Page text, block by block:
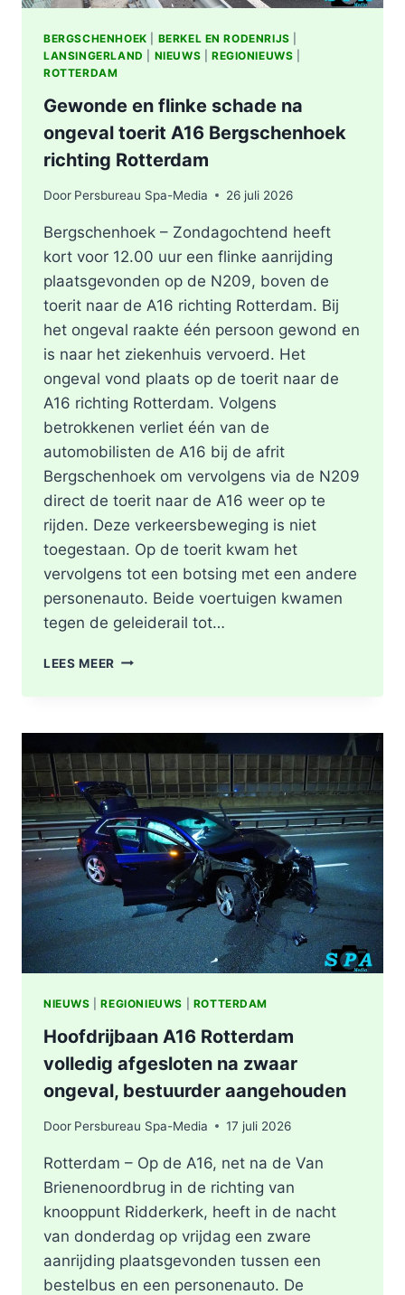
BERGSCHENHOEK BERKEL EN RODENRIJS
LANSINGERLAND
NIEUWS REGIONIEUWS
ROTTERDAM
Gewonde en flinke schade na
ongeval toerit A16 Bergschenhoek
richting Rotterdam
Door Persbureau Spa-Media 26 juli 2026
Bergschenhoek – Zondagochtend heeft
kort voor 12.00 uur een flinke aanrijding
plaatsgevonden op de N209, boven de
toerit naar de A16 richting Rotterdam. Bij
het ongeval raakte één persoon gewond en
is naar het ziekenhuis vervoerd. Het
ongeval vond plaats op de toerit naar de
A16 richting Rotterdam. Volgens
betrokkenen verliet één van de
automobilisten de A16 bij de afrit
Bergschenhoek om vervolgens via de N209
direct de toerit naar de A16 weer op te
rijden. Deze verkeersbeweging is niet
toegestaan. Op de toerit kwam het
vervolgens tot een botsing met een andere
personenauto. Beide voertuigen kwamen
tegen de geleiderail tot…
LEES MEER GEWONDE
NA
ONGEVAL
TOERIT
A16
BERGSCHENHOEK
RICHTING
ROTTERDAM
NIEUWS |REGIONIEUWS ROTTERDAM
Hoofdrijbaan A16 Rotterdam
volledig afgesloten na zwaar
ongeval, bestuurder aangehouden
Door Persbureau Spa-Media 17 juli 2026
Rotterdam – Op de A16, net na de Van
Brienenoordbrug in de richting van
knooppunt Ridderkerk, heeft in de nacht
van donderdag op vrijdag een zware
aanrijding plaatsgevonden tussen een
bestelbus en een personenauto. De